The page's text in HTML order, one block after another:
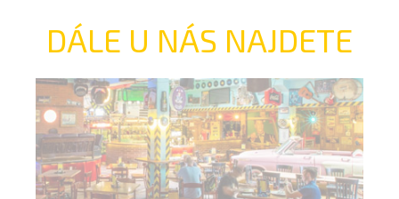
DÁLE U NÁS NAJDETE